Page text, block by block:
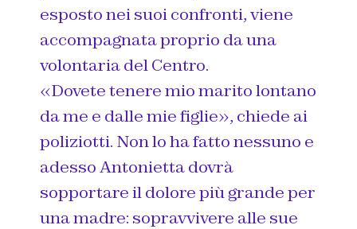
esposto nei suoi confronti, viene
accompagnata proprio da una
volontaria del Centro.
«Dovete tenere mio marito lontano
da me e dalle mie figlie», chiede ai
poliziotti. Non lo ha fatto nessuno e
adesso Antonietta dovrà
sopportare il dolore più grande per
una madre: sopravvivere alle sue